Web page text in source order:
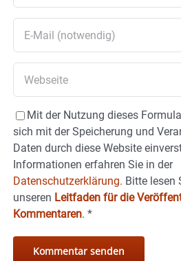
Mit der Nutzung dieses
sich mit der Speicherung und
Daten durch diese Website
Informationen erfahren Sie in der
Datenschutzerklärung. Bitte lesen
unseren Leitfaden für die
Kommentaren. *